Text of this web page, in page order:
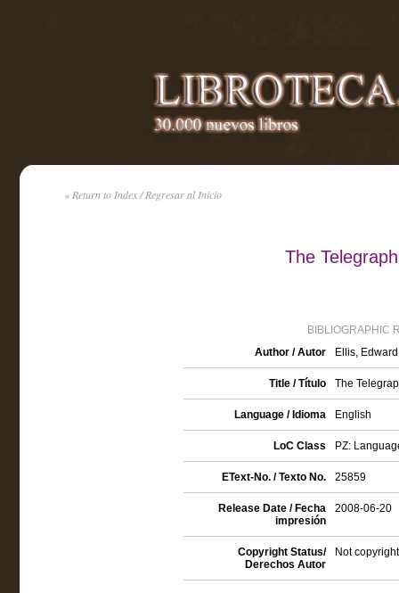
« Return to Index / Regresar al Inicio
The
BIBLIOGRAPHIC
Author / Autor
Ellis,
Title / Título The
Language / Idioma English
LoC Class PZ:
EText-No. / Texto No. 25859
Release Date / Fecha
impresión
2008-06-20
Copyright Status/
Derechos Autor
Not